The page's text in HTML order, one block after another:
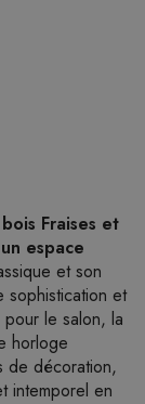
Fraises et
espace
et son
sophistication et
le salon, la
horloge
de décoration,
intemporel en